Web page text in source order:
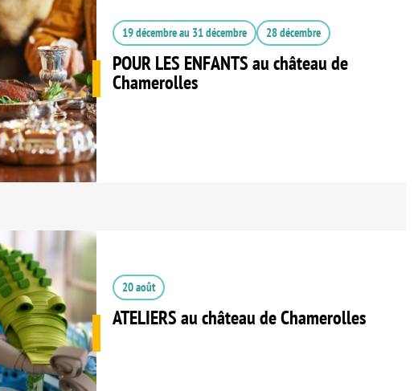
19 décembreau 31 décembre 28 décembre
POUR LES ENFANTS au château de
Chamerolles
20 août
ATELIERS au château de Chamerolles